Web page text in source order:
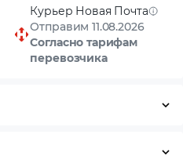
Курьер Новая Почта
Отправим 11.08.2026
Согласно тарифам
перевозчика